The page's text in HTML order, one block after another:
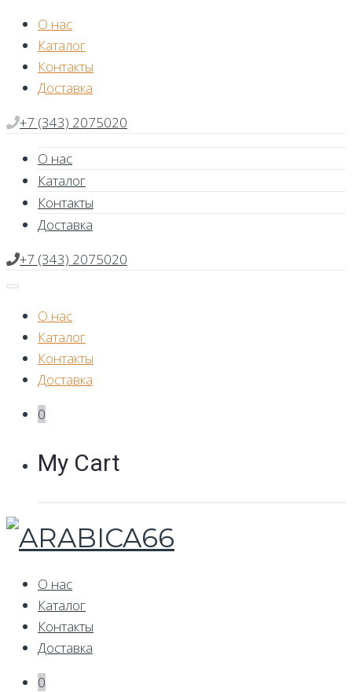
Skip
content
О нас
Каталог
Контакты
Доставка
+7 (343) 2075020
О нас
Каталог
Контакты
Доставка
+7 (343) 2075020
О нас
Каталог
Контакты
Доставка
0
My Cart
О нас
Каталог
Контакты
Доставка
0